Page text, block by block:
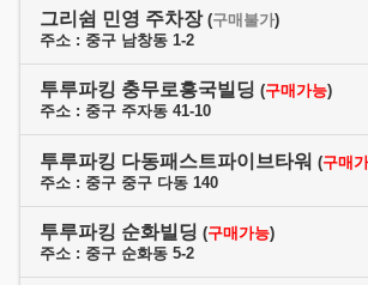
그리쉼 민영 주차장 (구매불가)
주소 : 중구 남창동 1-2
투루파킹 충무로흥국빌딩 (구매가능)
주소 : 중구 주자동 41-10
투루파킹 다동패스트파이브타워 (구매
주소 : 중구 중구 다동 140
투루파킹 순화빌딩 (구매가능)
주소 : 중구 순화동 5-2